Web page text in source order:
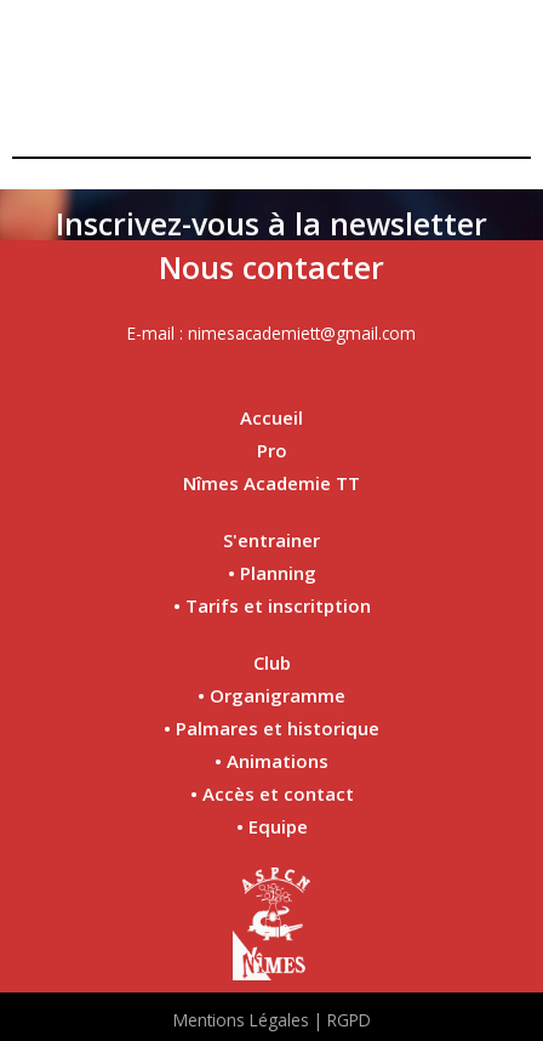
Inscrivez-vous à la newsletter
Nous contacter
E-mail : nimesacademiett@gmail.com
Accueil
Pro
Nîmes Academie TT
S'entrainer
• Planning
• Tarifs et inscritption
Club
• Organigramme
• Palmares et historique
• Animations
• Accès et contact
• Equipe
Mentions Légales | RGPD